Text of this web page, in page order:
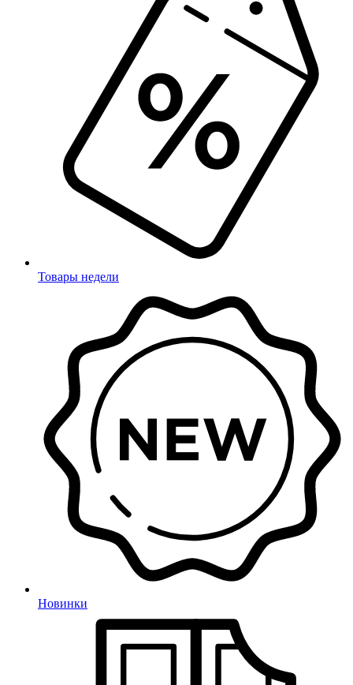
Товары недели
Новинки